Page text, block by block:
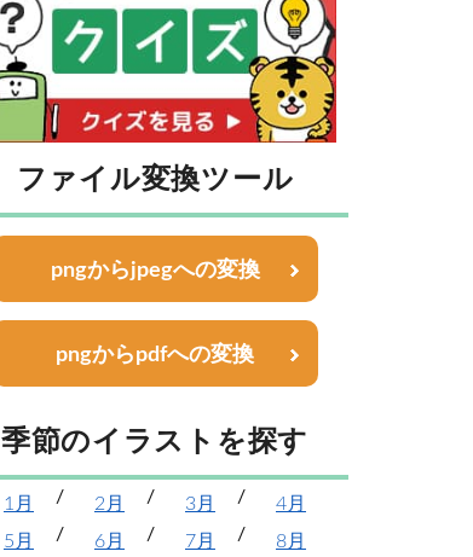
ファイル変換ツール
pngからjpegへの変換
pngからpdfへの変換
季節のイラストを探す
1月 2月 3月
4月
5月
6月 7月
8月